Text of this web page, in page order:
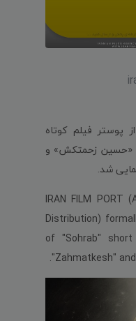
پوستر فیلم کوتاه
«حسین زحمتکش» و
شد.
IRAN FILM PORT
Distribution)
of "Sohrab"
Zahmatkesh"